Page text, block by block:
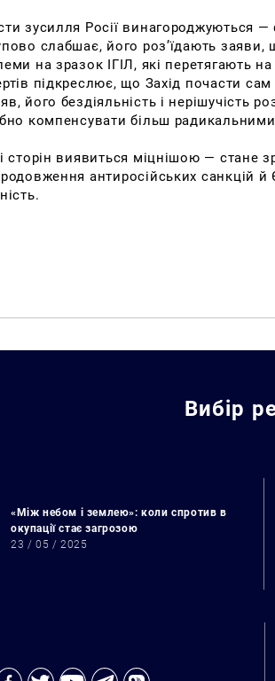
зусилля Росії винагороджуються
слабшає, його роз’їдають заяви,
на зразок ІГІЛ, які перетягають
підкреслює, що Захід почасти
його бездіяльність і нерішучість
компенсувати більш
сторін виявиться міцнішою — стане
антиросійських санкцій
Вибір
«Між небом і землею»: коли спротив в
окупації стає загрозою
23 / 05 / 2025